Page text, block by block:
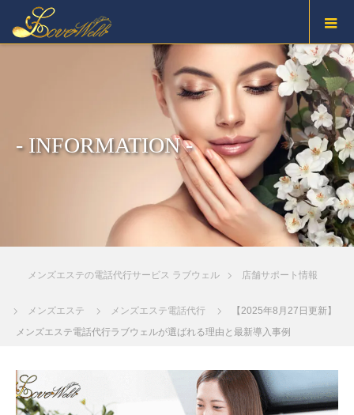
- INFORMATION -
メンズエステの電話代行サービス ラブウェル 店舗サポート情報
メンズエステ メンズエステ電話代行
【2025年8月27日更新】
メンズエステ電話代行ラブウェルが選ばれる理由と最新導入事例